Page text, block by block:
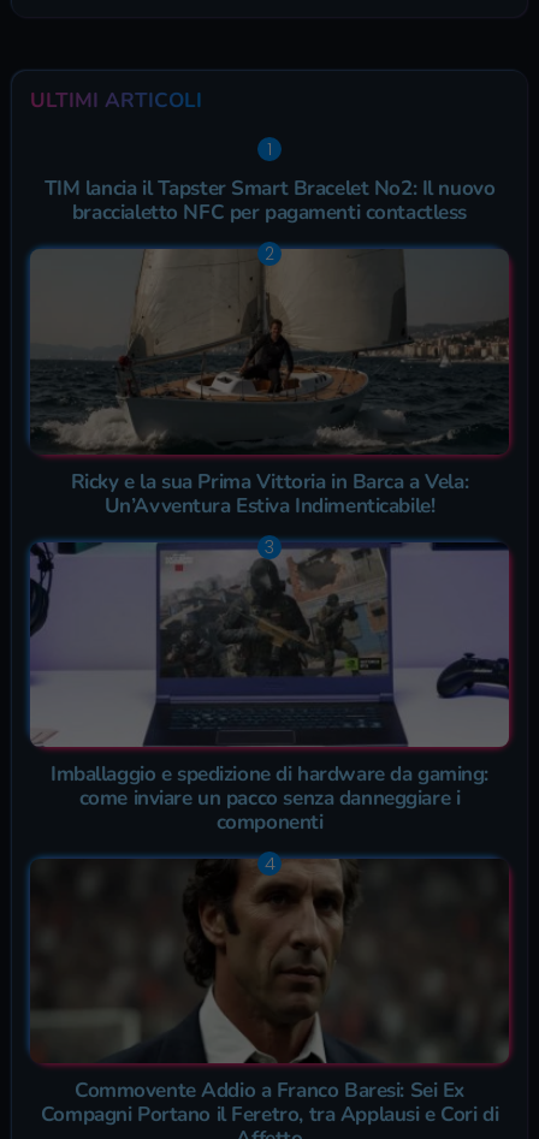
ULTIMI ARTICOLI
TIM lancia il Tapster Smart Bracelet No2: Il nuovo
braccialetto NFC per pagamenti contactless
Ricky e la sua Prima Vittoria in Barca a Vela:
Un’Avventura Estiva Indimenticabile!
Imballaggio e spedizione di hardware da gaming:
come inviare un pacco senza danneggiare i
componenti
Commovente Addio a Franco Baresi: Sei Ex
Compagni Portano il Feretro, tra Applausi e Cori di